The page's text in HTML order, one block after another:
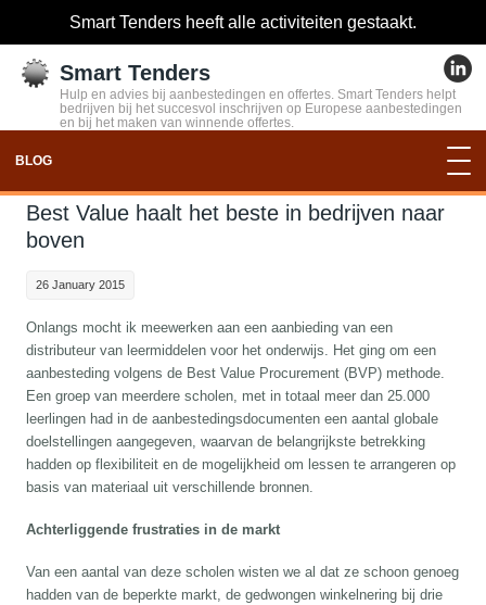
Smart Tenders heeft alle activiteiten gestaakt.
Smart Tenders
Hulp en advies bij aanbestedingen en offertes. Smart Tenders helpt
bedrijven bij het succesvol inschrijven op Europese aanbestedingen
en bij het maken van winnende offertes.
BLOG
Best Value haalt het beste in bedrijven naar
boven
26 January 2015
Onlangs mocht ik meewerken aan een aanbieding van een
distributeur van leermiddelen voor het onderwijs. Het ging om een
aanbesteding volgens de Best Value Procurement (BVP) methode.
Een groep van meerdere scholen, met in totaal meer dan 25.000
leerlingen had in de aanbestedingsdocumenten een aantal globale
doelstellingen aangegeven, waarvan de belangrijkste betrekking
hadden op flexibiliteit en de mogelijkheid om lessen te arrangeren op
basis van materiaal uit verschillende bronnen.
Achterliggende frustraties in de markt
Van een aantal van deze scholen wisten we al dat ze schoon genoeg
hadden van de beperkte markt, de gedwongen winkelnering bij drie